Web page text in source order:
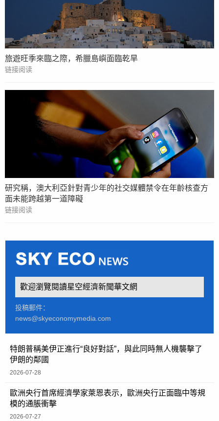
旅遊旺季來臨之際，希臘島嶼面臨乾旱
链接阅读
研究稱，澳大利亞針對青少年的社交媒體禁令在年齡核查方
面未能跨越第一道障礙
链接阅读
歡迎瀏覽閱讀星空經濟新聞華文網
投稿郵件：
news@skyeconomymedia.com
特朗普稱美伊正進行“良好對話”，與此同時無人機襲擊了
伊朗的鄰國
2026-07-28
歐洲央行首席經濟學家萊恩表示，歐洲央行正面臨中等規
模的通脹衝擊
2026-07-27